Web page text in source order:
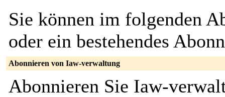
Sie können im folgenden
oder ein bestehendes
Abonnieren von Iaw-verwaltung
Abonnieren Sie Iaw-